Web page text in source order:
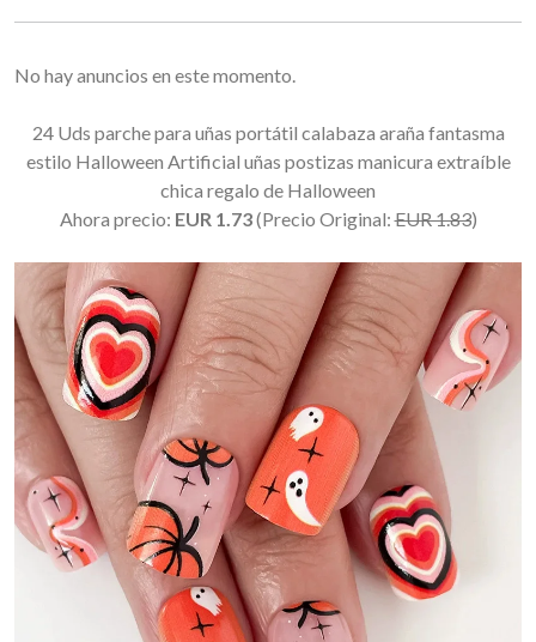
No hay anuncios en este momento.
24 Uds parche para uñas portátil calabaza araña fantasma
estilo Halloween Artificial uñas postizas manicura extraíble
chica regalo de Halloween
Ahora precio: EUR 1.73(Precio Original:EUR 1.83)